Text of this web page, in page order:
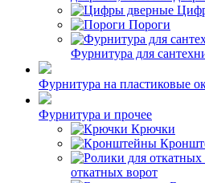
Пороги
Фурнитура для
Фурнитура на пластиковые
Фурнитура и прочее
Крючки
откатных ворот